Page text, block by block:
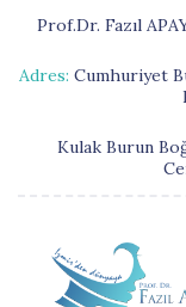
Prof.Dr. Fazıl
Adres: Cumhuriyet
Kulak Burun